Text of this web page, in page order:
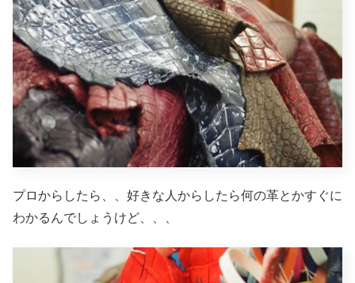
プロからしたら、、好きな人からしたら何の革とかすぐに
わかるんでしょうけど、、、